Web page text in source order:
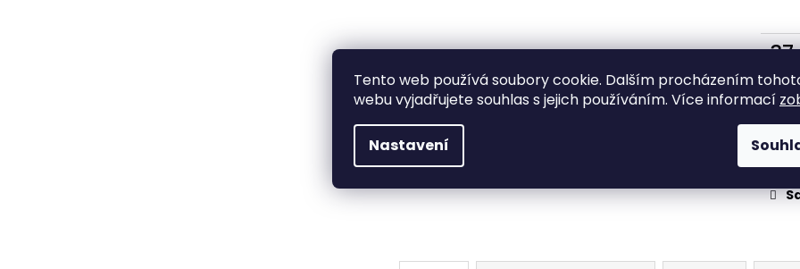
Tento web používá soubory cookie. Dalším procházením
webu vyjadřujete souhlas s jejich používáním. Více informací
Nastavení
30